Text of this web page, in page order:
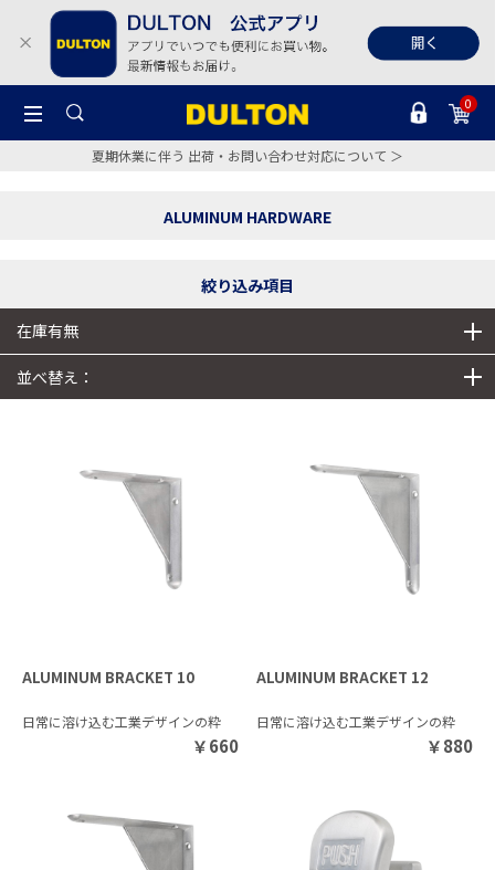
0
夏期休業に伴う 出荷・お問い合わせ対応について ＞
ALUMINUM HARDWARE
絞り込み項目
在庫有無
並べ替え：
ALUMINUM BRACKET 10
日常に溶け込む工業デザインの粋
￥660
ALUMINUM BRACKET 12
日常に溶け込む工業デザインの粋
￥880